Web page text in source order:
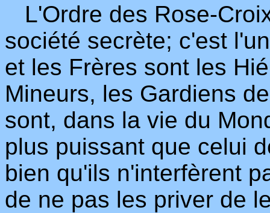
L'Ordre des Rose-
société secrète; c'est
et les Frères sont les
Mineurs, les Gardiens
sont, dans la vie du
plus puissant que celui
bien qu'ils n'interfèrent
de ne pas les priver de